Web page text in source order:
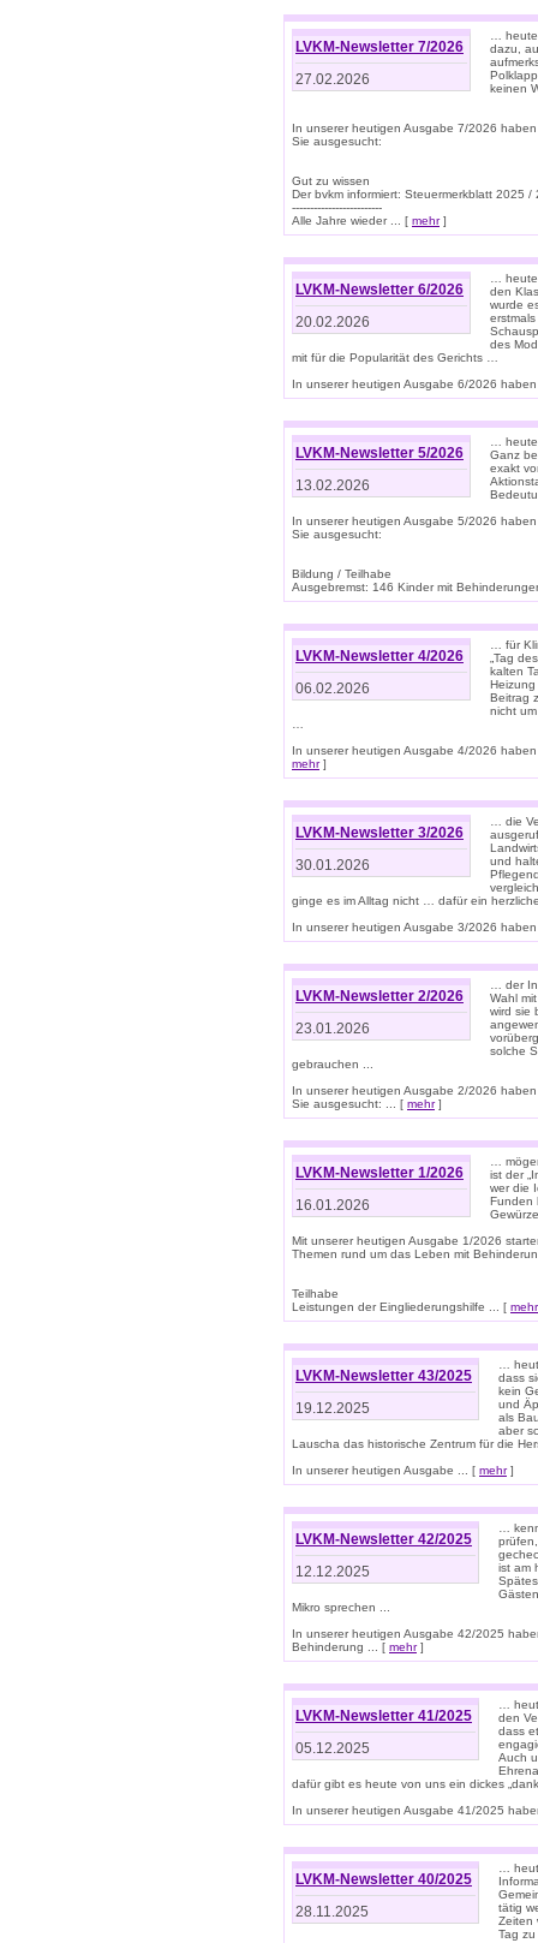
LVKM-Newsletter 7/2026
27.02.2026
…
dazu,
keinen
In unserer heutigen Ausgabe 7/2026
Sie ausgesucht:
Gut zu wissen
Der bvkm informiert: Steuermerkblatt 2025 /
-------------------------
Alle Jahre wieder ... [ mehr]
LVKM-Newsletter 6/2026
20.02.2026
…
den
wurde
des
mit für die Popularität des Gerichts …
In unserer heutigen Ausgabe 6/2026
LVKM-Newsletter 5/2026
13.02.2026
…
Ganz
exakt
In unserer heutigen Ausgabe 5/2026
Sie ausgesucht:
Bildung / Teilhabe
Ausgebremst: 146 Kinder mit
LVKM-Newsletter 4/2026
06.02.2026
… für
„Tag
kalten
Beitrag
nicht
In unserer heutigen Ausgabe 4/2026
mehr]
LVKM-Newsletter 3/2026
30.01.2026
… die
und
ginge es im Alltag nicht … dafür ein
In unserer heutigen Ausgabe 3/2026
LVKM-Newsletter 2/2026
23.01.2026
… der
Wahl
wird sie
solche
gebrauchen ...
In unserer heutigen Ausgabe 2/2026
Sie ausgesucht: ... [ mehr]
LVKM-Newsletter 1/2026
16.01.2026
…
ist der
wer die
Funden
Mit unserer heutigen Ausgabe 1/2026
Themen rund um das Leben mit
Teilhabe
Leistungen der Eingliederungshilfe ... [ mehr
LVKM-Newsletter 43/2025
19.12.2025
…
dass
kein
und
als
aber
Lauscha das historische Zentrum für die
In unserer heutigen Ausgabe ... [ mehr]
LVKM-Newsletter 42/2025
12.12.2025
…
ist am
Mikro sprechen ...
In unserer heutigen Ausgabe 42/2025
Behinderung ... [ mehr]
LVKM-Newsletter 41/2025
05.12.2025
…
den
dass
Auch
dafür gibt es heute von uns ein dickes
In unserer heutigen Ausgabe 41/2025
LVKM-Newsletter 40/2025
28.11.2025
…
tätig
Zeiten
Tag